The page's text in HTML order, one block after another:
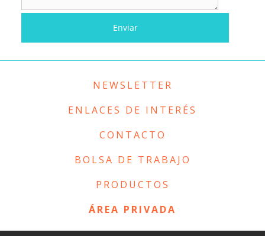
NEWSLETTER
ENLACES DE INTERÉS
CONTACTO
BOLSA DE TRABAJO
PRODUCTOS
ÁREA PRIVADA